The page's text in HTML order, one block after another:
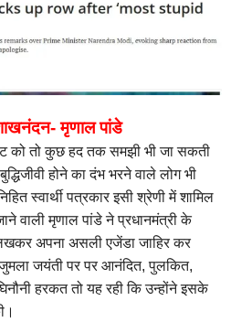
मृणाल पांडे
को तो कुछ हद तक समझी भी जा सकती
होने का दंभ भरने वाले लोग भी
स्वार्थी पत्रकार इसी श्रेणी में शामिल
वाली मृणाल पांडे ने प्रधानमंत्री के
अपना असली एजेंडा जाहिर कर
जयंती पर पर आनंदित, पुलकित,
हरकत तो यह रही कि उन्होंने इसके